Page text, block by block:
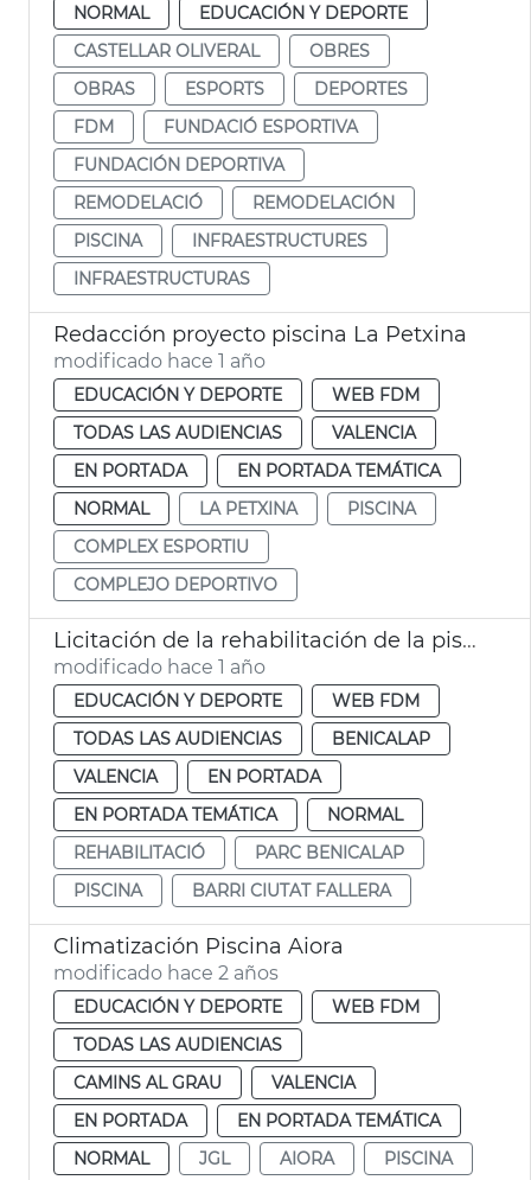
NORMAL
EDUCACIÓN Y DEPORTE
CASTELLAR OLIVERAL
OBRES
OBRAS
ESPORTS
DEPORTES
FDM
FUNDACIÓ ESPORTIVA
FUNDACIÓN DEPORTIVA
REMODELACIÓ
REMODELACIÓN
PISCINA
INFRAESTRUCTURES
INFRAESTRUCTURAS
Redacción proyecto piscina La Petxina
modificado hace 1 año
EDUCACIÓN Y DEPORTE
WEB FDM
TODAS LAS AUDIENCIAS
VALENCIA
EN PORTADA
EN PORTADA TEMÁTICA
NORMAL
LA PETXINA
PISCINA
COMPLEX ESPORTIU
COMPLEJO DEPORTIVO
Licitación de la rehabilitación de la piscina de Benicalp
modificado hace 1 año
EDUCACIÓN Y DEPORTE
WEB FDM
TODAS LAS AUDIENCIAS
BENICALAP
VALENCIA
EN PORTADA
EN PORTADA TEMÁTICA
NORMAL
REHABILITACIÓ
PARC BENICALAP
PISCINA
BARRI CIUTAT FALLERA
Climatización Piscina Aiora
modificado hace 2 años
EDUCACIÓN Y DEPORTE
WEB FDM
TODAS LAS AUDIENCIAS
CAMINS AL GRAU
VALENCIA
EN PORTADA
EN PORTADA TEMÁTICA
NORMAL
JGL AIORA PISCINA